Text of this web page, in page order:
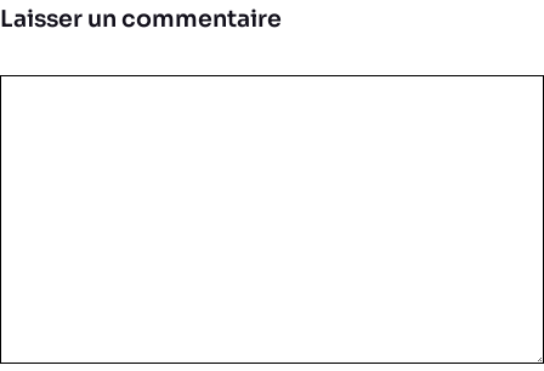
Laisser un commentaire